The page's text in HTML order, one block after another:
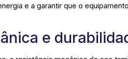
e a garantir que o
e